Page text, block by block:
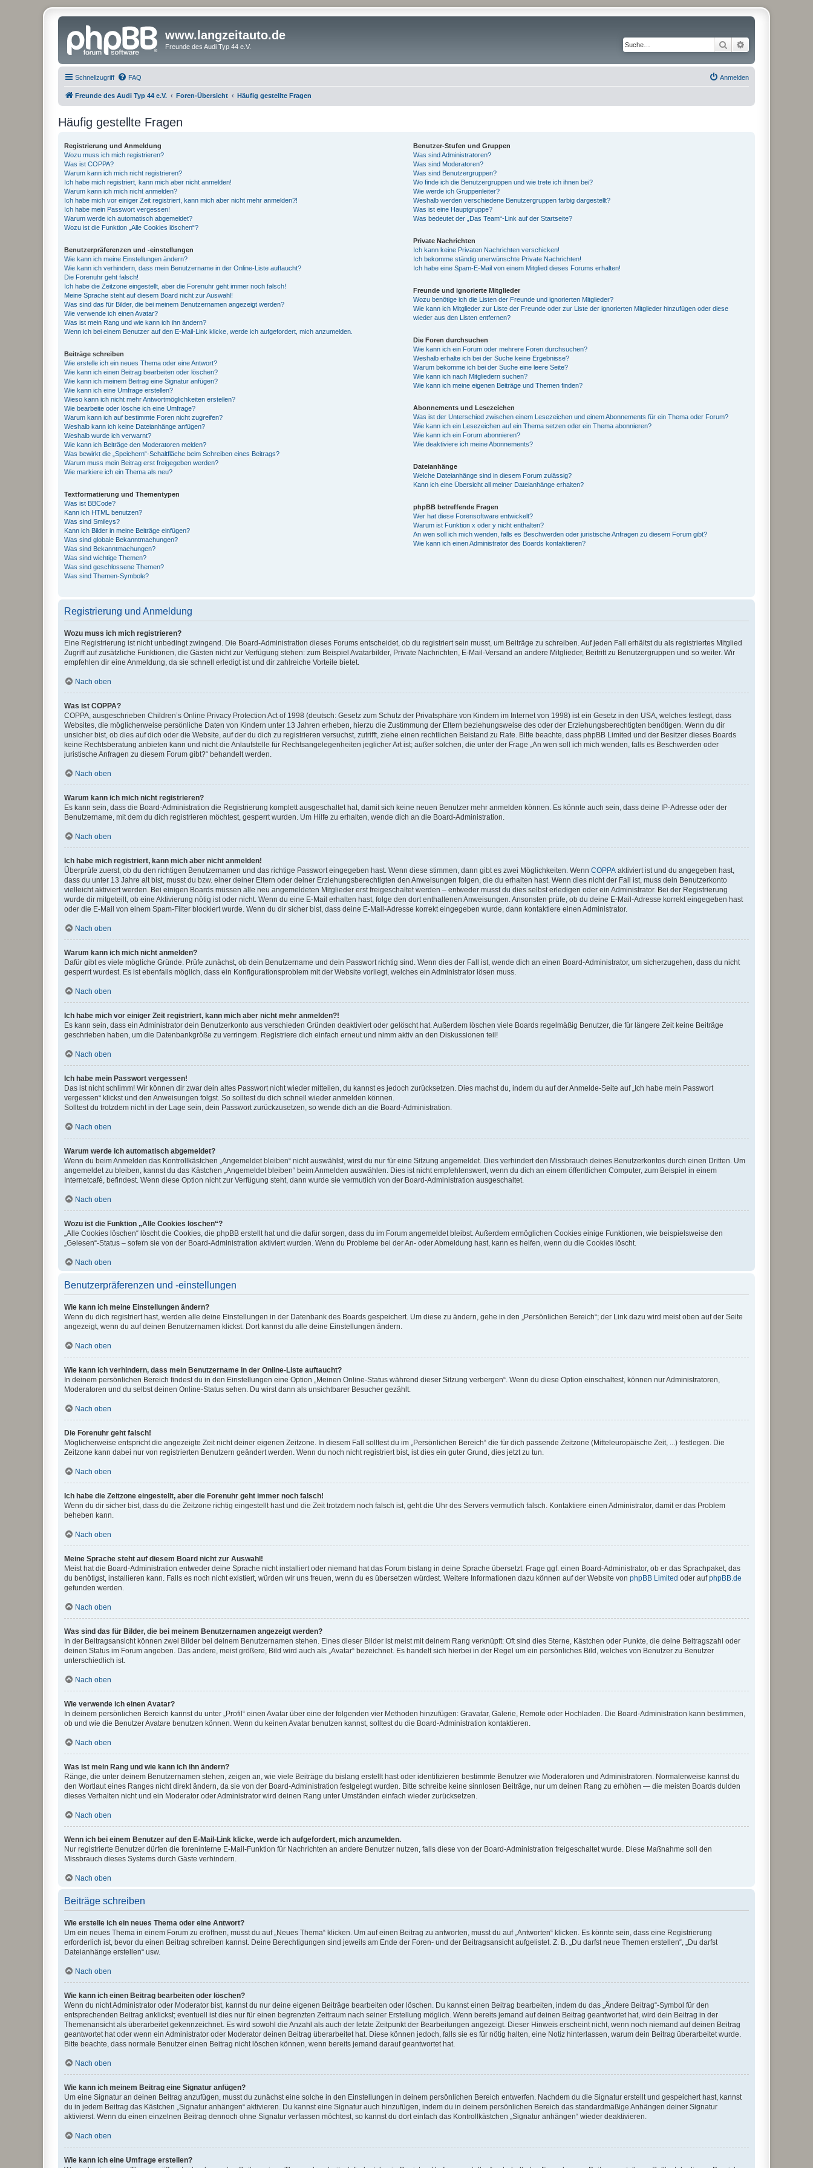
www.langzeitauto.de
Freunde des Audi Typ 44 e.V. Suche
Schnellzugriff FAQ Anmelden
Freunde des Audi Typ 44 e.V. Foren-Übersicht Häufig gestellte Fragen
Häufig gestellte Fragen
Registrierung und Anmeldung
Wozu muss ich mich registrieren?
Was ist COPPA?
Warum kann ich mich nicht registrieren?
Ich habe mich registriert, kann mich aber nicht anmelden!
Warum kann ich mich nicht anmelden?
Ich habe mich vor einiger Zeit registriert, kann mich aber nicht mehr anmelden?!
Ich habe mein Passwort vergessen!
Warum werde ich automatisch abgemeldet?
Wozu ist die Funktion „Alle Cookies löschen“?
Benutzerpräferenzen und -einstellungen
Wie kann ich meine Einstellungen ändern?
Wie kann ich verhindern, dass mein Benutzername in der Online-Liste auftaucht?
Die Forenuhr geht falsch!
Ich habe die Zeitzone eingestellt, aber die Forenuhr geht immer noch falsch!
Meine Sprache steht auf diesem Board nicht zur Auswahl!
Was sind das für Bilder, die bei meinem Benutzernamen angezeigt werden?
Wie verwende ich einen Avatar?
Was ist mein Rang und wie kann ich ihn ändern?
Wenn ich bei einem Benutzer auf den E-Mail-Link klicke, werde ich aufgefordert, mich anzumelden.
Beiträge schreiben
Wie erstelle ich ein neues Thema oder eine Antwort?
Wie kann ich einen Beitrag bearbeiten oder löschen?
Wie kann ich meinem Beitrag eine Signatur anfügen?
Wie kann ich eine Umfrage erstellen?
Wieso kann ich nicht mehr Antwortmöglichkeiten erstellen?
Wie bearbeite oder lösche ich eine Umfrage?
Warum kann ich auf bestimmte Foren nicht zugreifen?
Weshalb kann ich keine Dateianhänge anfügen?
Weshalb wurde ich verwarnt?
Wie kann ich Beiträge den Moderatoren melden?
Was bewirkt die „Speichern“-Schaltfläche beim Schreiben eines Beitrags?
Warum muss mein Beitrag erst freigegeben werden?
Wie markiere ich ein Thema als neu?
Textformatierung und Thementypen
Was ist BBCode?
Kann ich HTML benutzen?
Was sind Smileys?
Kann ich Bilder in meine Beiträge einfügen?
Was sind globale Bekanntmachungen?
Was sind Bekanntmachungen?
Was sind wichtige Themen?
Was sind geschlossene Themen?
Was sind Themen-Symbole?
Benutzer-Stufen und Gruppen
Was sind Administratoren?
Was sind Moderatoren?
Was sind Benutzergruppen?
Wo finde ich die Benutzergruppen und wie trete ich ihnen bei?
Wie werde ich Gruppenleiter?
Weshalb werden verschiedene Benutzergruppen farbig dargestellt?
Was ist eine Hauptgruppe?
Was bedeutet der „Das Team“-Link auf der Startseite?
Private Nachrichten
Ich kann keine Privaten Nachrichten verschicken!
Ich bekomme ständig unerwünschte Private Nachrichten!
Ich habe eine Spam-E-Mail von einem Mitglied dieses Forums erhalten!
Freunde und ignorierte Mitglieder
Wozu benötige ich die Listen der Freunde und ignorierten Mitglieder?
Wie kann ich Mitglieder zur Liste der Freunde oder zur Liste der ignorierten Mitglieder hinzufügen oder diese
wieder aus den Listen entfernen?
Die Foren durchsuchen
Wie kann ich ein Forum oder mehrere Foren durchsuchen?
Weshalb erhalte ich bei der Suche keine Ergebnisse?
Warum bekomme ich bei der Suche eine leere Seite?
Wie kann ich nach Mitgliedern suchen?
Wie kann ich meine eigenen Beiträge und Themen finden?
Abonnements und Lesezeichen
Was ist der Unterschied zwischen einem Lesezeichen und einem Abonnements für ein Thema oder Forum?
Wie kann ich ein Lesezeichen auf ein Thema setzen oder ein Thema abonnieren?
Wie kann ich ein Forum abonnieren?
Wie deaktiviere ich meine Abonnements?
Dateianhänge
Welche Dateianhänge sind in diesem Forum zulässig?
Kann ich eine Übersicht all meiner Dateianhänge erhalten?
phpBB betreffende Fragen
Wer hat diese Forensoftware entwickelt?
Warum ist Funktion x oder y nicht enthalten?
An wen soll ich mich wenden, falls es Beschwerden oder juristische Anfragen zu diesem Forum gibt?
Wie kann ich einen Administrator des Boards kontaktieren?
Registrierung und Anmeldung
Wozu muss ich mich registrieren?
Eine Registrierung ist nicht unbedingt zwingend. Die Board-Administration dieses Forums entscheidet, ob du registriert sein musst, um Beiträge zu schreiben. Auf jeden Fall erhältst du als registriertes Mitglied
Zugriff auf zusätzliche Funktionen, die Gästen nicht zur Verfügung stehen: zum Beispiel Avatarbilder, Private Nachrichten, E-Mail-Versand an andere Mitglieder, Beitritt zu Benutzergruppen und so weiter. Wir
empfehlen dir eine Anmeldung, da sie schnell erledigt ist und dir zahlreiche Vorteile bietet.
Nach oben
Was ist COPPA?
COPPA, ausgeschrieben Children’s Online Privacy Protection Act of 1998 (deutsch: Gesetz zum Schutz der Privatsphäre von Kindern im Internet von 1998) ist ein Gesetz in den USA, welches festlegt, dass
Websites, die möglicherweise persönliche Daten von Kindern unter 13 Jahren erheben, hierzu die Zustimmung der Eltern beziehungsweise des oder der Erziehungsberechtigten benötigen. Wenn du dir
unsicher bist, ob dies auf dich oder die Website, auf der du dich zu registrieren versuchst, zutrifft, ziehe einen rechtlichen Beistand zu Rate. Bitte beachte, dass phpBB Limited und der Besitzer dieses Boards
keine Rechtsberatung anbieten kann und nicht die Anlaufstelle für Rechtsangelegenheiten jeglicher Art ist; außer solchen, die unter der Frage „An wen soll ich mich wenden, falls es Beschwerden oder
juristische Anfragen zu diesem Forum gibt?“ behandelt werden.
Nach oben
Warum kann ich mich nicht registrieren?
Es kann sein, dass die Board-Administration die Registrierung komplett ausgeschaltet hat, damit sich keine neuen Benutzer mehr anmelden können. Es könnte auch sein, dass deine IP-Adresse oder der
Benutzername, mit dem du dich registrieren möchtest, gesperrt wurden. Um Hilfe zu erhalten, wende dich an die Board-Administration.
Nach oben
Ich habe mich registriert, kann mich aber nicht anmelden!
Überprüfe zuerst, ob du den richtigen Benutzernamen und das richtige Passwort eingegeben hast. Wenn diese stimmen, dann gibt es zwei Möglichkeiten. Wenn COPPA aktiviert ist und du angegeben hast,
dass du unter 13 Jahre alt bist, musst du bzw. einer deiner Eltern oder deiner Erziehungsberechtigten den Anweisungen folgen, die du erhalten hast. Wenn dies nicht der Fall ist, muss dein Benutzerkonto
vielleicht aktiviert werden. Bei einigen Boards müssen alle neu angemeldeten Mitglieder erst freigeschaltet werden – entweder musst du dies selbst erledigen oder ein Administrator. Bei der Registrierung
wurde dir mitgeteilt, ob eine Aktivierung nötig ist oder nicht. Wenn du eine E-Mail erhalten hast, folge den dort enthaltenen Anweisungen. Ansonsten prüfe, ob du deine E-Mail-Adresse korrekt eingegeben hast
oder die E-Mail von einem Spam-Filter blockiert wurde. Wenn du dir sicher bist, dass deine E-Mail-Adresse korrekt eingegeben wurde, dann kontaktiere einen Administrator.
Nach oben
Warum kann ich mich nicht anmelden?
Dafür gibt es viele mögliche Gründe. Prüfe zunächst, ob dein Benutzername und dein Passwort richtig sind. Wenn dies der Fall ist, wende dich an einen Board-Administrator, um sicherzugehen, dass du nicht
gesperrt wurdest. Es ist ebenfalls möglich, dass ein Konfigurationsproblem mit der Website vorliegt, welches ein Administrator lösen muss.
Nach oben
Ich habe mich vor einiger Zeit registriert, kann mich aber nicht mehr anmelden?!
Es kann sein, dass ein Administrator dein Benutzerkonto aus verschieden Gründen deaktiviert oder gelöscht hat. Außerdem löschen viele Boards regelmäßig Benutzer, die für längere Zeit keine Beiträge
geschrieben haben, um die Datenbankgröße zu verringern. Registriere dich einfach erneut und nimm aktiv an den Diskussionen teil!
Nach oben
Ich habe mein Passwort vergessen!
Das ist nicht schlimm! Wir können dir zwar dein altes Passwort nicht wieder mitteilen, du kannst es jedoch zurücksetzen. Dies machst du, indem du auf der Anmelde-Seite auf „Ich habe mein Passwort
vergessen“ klickst und den Anweisungen folgst. So solltest du dich schnell wieder anmelden können.
Solltest du trotzdem nicht in der Lage sein, dein Passwort zurückzusetzen, so wende dich an die Board-Administration.
Nach oben
Warum werde ich automatisch abgemeldet?
Wenn du beim Anmelden das Kontrollkästchen „Angemeldet bleiben“ nicht auswählst, wirst du nur für eine Sitzung angemeldet. Dies verhindert den Missbrauch deines Benutzerkontos durch einen Dritten. Um
angemeldet zu bleiben, kannst du das Kästchen „Angemeldet bleiben“ beim Anmelden auswählen. Dies ist nicht empfehlenswert, wenn du dich an einem öffentlichen Computer, zum Beispiel in einem
Internetcafé, befindest. Wenn diese Option nicht zur Verfügung steht, dann wurde sie vermutlich von der Board-Administration ausgeschaltet.
Nach oben
Wozu ist die Funktion „Alle Cookies löschen“?
„Alle Cookies löschen“ löscht die Cookies, die phpBB erstellt hat und die dafür sorgen, dass du im Forum angemeldet bleibst. Außerdem ermöglichen Cookies einige Funktionen, wie beispielsweise den
„Gelesen“-Status – sofern sie von der Board-Administration aktiviert wurden. Wenn du Probleme bei der An- oder Abmeldung hast, kann es helfen, wenn du die Cookies löscht.
Nach oben
Benutzerpräferenzen und -einstellungen
Wie kann ich meine Einstellungen ändern?
Wenn du dich registriert hast, werden alle deine Einstellungen in der Datenbank des Boards gespeichert. Um diese zu ändern, gehe in den „Persönlichen Bereich“; der Link dazu wird meist oben auf der Seite
angezeigt, wenn du auf deinen Benutzernamen klickst. Dort kannst du alle deine Einstellungen ändern.
Nach oben
Wie kann ich verhindern, dass mein Benutzername in der Online-Liste auftaucht?
In deinem persönlichen Bereich findest du in den Einstellungen eine Option „Meinen Online-Status während dieser Sitzung verbergen“. Wenn du diese Option einschaltest, können nur Administratoren,
Moderatoren und du selbst deinen Online-Status sehen. Du wirst dann als unsichtbarer Besucher gezählt.
Nach oben
Die Forenuhr geht falsch!
Möglicherweise entspricht die angezeigte Zeit nicht deiner eigenen Zeitzone. In diesem Fall solltest du im „Persönlichen Bereich“ die für dich passende Zeitzone (Mitteleuropäische Zeit, ...) festlegen. Die
Zeitzone kann dabei nur von registrierten Benutzern geändert werden. Wenn du noch nicht registriert bist, ist dies ein guter Grund, dies jetzt zu tun.
Nach oben
Ich habe die Zeitzone eingestellt, aber die Forenuhr geht immer noch falsch!
Wenn du dir sicher bist, dass du die Zeitzone richtig eingestellt hast und die Zeit trotzdem noch falsch ist, geht die Uhr des Servers vermutlich falsch. Kontaktiere einen Administrator, damit er das Problem
beheben kann.
Nach oben
Meine Sprache steht auf diesem Board nicht zur Auswahl!
Meist hat die Board-Administration entweder deine Sprache nicht installiert oder niemand hat das Forum bislang in deine Sprache übersetzt. Frage ggf. einen Board-Administrator, ob er das Sprachpaket, das
du benötigst, installieren kann. Falls es noch nicht existiert, würden wir uns freuen, wenn du es übersetzen würdest. Weitere Informationen dazu können auf der Website von phpBB Limited oder aufphpBB.de
gefunden werden.
Nach oben
Was sind das für Bilder, die bei meinem Benutzernamen angezeigt werden?
In der Beitragsansicht können zwei Bilder bei deinem Benutzernamen stehen. Eines dieser Bilder ist meist mit deinem Rang verknüpft: Oft sind dies Sterne, Kästchen oder Punkte, die deine Beitragszahl oder
deinen Status im Forum angeben. Das andere, meist größere, Bild wird auch als „Avatar“ bezeichnet. Es handelt sich hierbei in der Regel um ein persönliches Bild, welches von Benutzer zu Benutzer
unterschiedlich ist.
Nach oben
Wie verwende ich einen Avatar?
In deinem persönlichen Bereich kannst du unter „Profil“ einen Avatar über eine der folgenden vier Methoden hinzufügen: Gravatar, Galerie, Remote oder Hochladen. Die Board-Administration kann bestimmen,
ob und wie die Benutzer Avatare benutzen können. Wenn du keinen Avatar benutzen kannst, solltest du die Board-Administration kontaktieren.
Nach oben
Was ist mein Rang und wie kann ich ihn ändern?
Ränge, die unter deinem Benutzernamen stehen, zeigen an, wie viele Beiträge du bislang erstellt hast oder identifizieren bestimmte Benutzer wie Moderatoren und Administratoren. Normalerweise kannst du
den Wortlaut eines Ranges nicht direkt ändern, da sie von der Board-Administration festgelegt wurden. Bitte schreibe keine sinnlosen Beiträge, nur um deinen Rang zu erhöhen — die meisten Boards dulden
dieses Verhalten nicht und ein Moderator oder Administrator wird deinen Rang unter Umständen einfach wieder zurücksetzen.
Nach oben
Wenn ich bei einem Benutzer auf den E-Mail-Link klicke, werde ich aufgefordert, mich anzumelden.
Nur registrierte Benutzer dürfen die foreninterne E-Mail-Funktion für Nachrichten an andere Benutzer nutzen, falls diese von der Board-Administration freigeschaltet wurde. Diese Maßnahme soll den
Missbrauch dieses Systems durch Gäste verhindern.
Nach oben
Beiträge schreiben
Wie erstelle ich ein neues Thema oder eine Antwort?
Um ein neues Thema in einem Forum zu eröffnen, musst du auf „Neues Thema“ klicken. Um auf einen Beitrag zu antworten, musst du auf „Antworten“ klicken. Es könnte sein, dass eine Registrierung
erforderlich ist, bevor du einen Beitrag schreiben kannst. Deine Berechtigungen sind jeweils am Ende der Foren- und der Beitragsansicht aufgelistet. Z. B. „Du darfst neue Themen erstellen“, „Du darfst
Dateianhänge erstellen“ usw.
Nach oben
Wie kann ich einen Beitrag bearbeiten oder löschen?
Wenn du nicht Administrator oder Moderator bist, kannst du nur deine eigenen Beiträge bearbeiten oder löschen. Du kannst einen Beitrag bearbeiten, indem du das „Ändere Beitrag“-Symbol für den
entsprechenden Beitrag anklickst; eventuell ist dies nur für einen begrenzten Zeitraum nach seiner Erstellung möglich. Wenn bereits jemand auf deinen Beitrag geantwortet hat, wird dein Beitrag in der
Themenansicht als überarbeitet gekennzeichnet. Es wird sowohl die Anzahl als auch der letzte Zeitpunkt der Bearbeitungen angezeigt. Dieser Hinweis erscheint nicht, wenn noch niemand auf deinen Beitrag
geantwortet hat oder wenn ein Administrator oder Moderator deinen Beitrag überarbeitet hat. Diese können jedoch, falls sie es für nötig halten, eine Notiz hinterlassen, warum dein Beitrag überarbeitet wurde.
Bitte beachte, dass normale Benutzer einen Beitrag nicht löschen können, wenn bereits jemand darauf geantwortet hat.
Nach oben
Wie kann ich meinem Beitrag eine Signatur anfügen?
Um eine Signatur an deinen Beitrag anzufügen, musst du zunächst eine solche in den Einstellungen in deinem persönlichen Bereich entwerfen. Nachdem du die Signatur erstellt und gespeichert hast, kannst
du in jedem Beitrag das Kästchen „Signatur anhängen“ aktivieren. Du kannst eine Signatur auch hinzufügen, indem du in deinem persönlichen Bereich das standardmäßige Anhängen deiner Signatur
aktivierst. Wenn du einen einzelnen Beitrag dennoch ohne Signatur verfassen möchtest, so kannst du dort einfach das Kontrollkästchen „Signatur anhängen“ wieder deaktivieren.
Nach oben
Wie kann ich eine Umfrage erstellen?